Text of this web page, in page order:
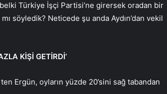
Türkiye İşçi Partisi’ne girersek oradan bir
söyledik? Neticede şu anda Aydın’dan vekil
KİŞİ GETİRDİ’
Ergün, oyların yüzde 20’sini sağ tabandan